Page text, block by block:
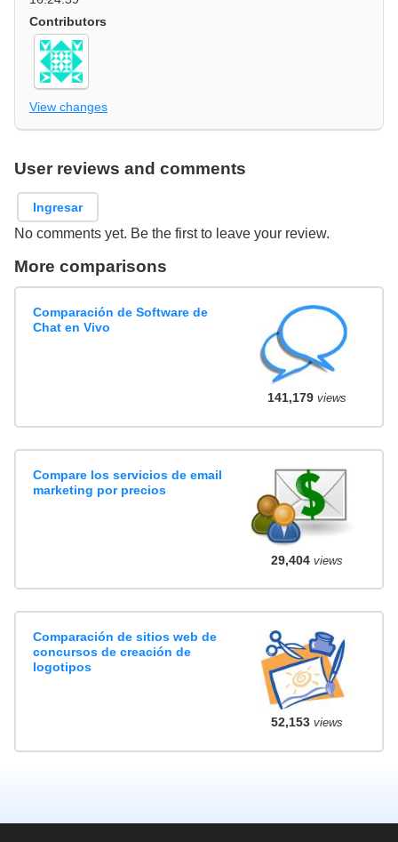
Contributors
View changes
User reviews and comments
Ingresar
No comments yet. Be the first to leave your review.
More comparisons
Comparación de Software de
Chat en Vivo
141,179views
Compare los servicios de email
marketing por precios
29,404views
Comparación de sitios web de
concursos de creación de
logotipos
52,153views